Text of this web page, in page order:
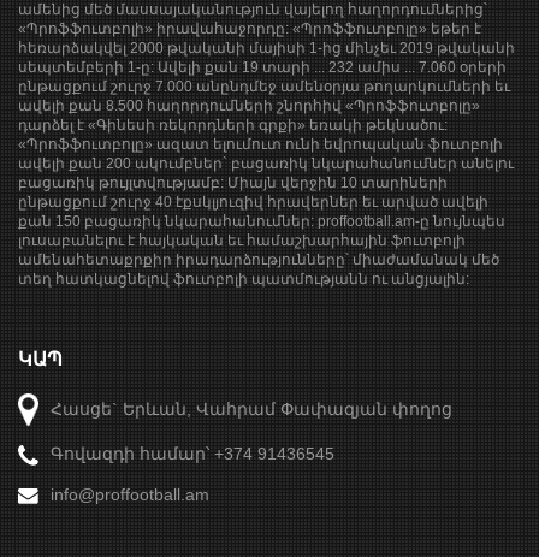
ամենից մեծ մասսայականություն վայելող հաղորդումներից՝
«Պրոֆֆուտբոլի» իրավահաջորդը: «Պրոֆֆուտբոլը» եթեր է
հեռարձակվել 2000 թվականի մայիսի 1-ից մինչեւ 2019 թվականի
սեպտեմբերի 1-ը: Ավելի քան 19 տարի ... 232 ամիս ... 7.060 օրերի
ընթացքում շուրջ 7.000 անընդմեջ ամենօրյա թողարկումների եւ
ավելի քան 8.500 հաղորդումների շնորհիվ «Պրոֆֆուտբոլը»
դարձել է «Գինեսի ռեկորդների գրքի» եռակի թեկնածու:
«Պրոֆֆուտբոլը» ազատ ելումուտ ունի եվրոպական ֆուտբոլի
ավելի քան 200 ակումբներ` բացառիկ նկարահանումներ անելու
բացառիկ թույլտվությամբ: Միայն վերջին 10 տարիների
ընթացքում շուրջ 40 էքսկլյուզիվ հրավերներ եւ արված ավելի
քան 150 բացառիկ նկարահանումներ: proffootball.am-ը նույնպես
լուսաբանելու է հայկական եւ համաշխարհային ֆուտբոլի
ամենահետաքրքիր իրադարձությունները՝ միաժամանակ մեծ
տեղ հատկացնելով ֆուտբոլի պատմությանն ու անցյալին:
ԿԱՊ
Հասցե` Երևան, Վահրամ Փափազյան փողոց
Գովազդի համար՝ +374 91436545
info@proffootball.am